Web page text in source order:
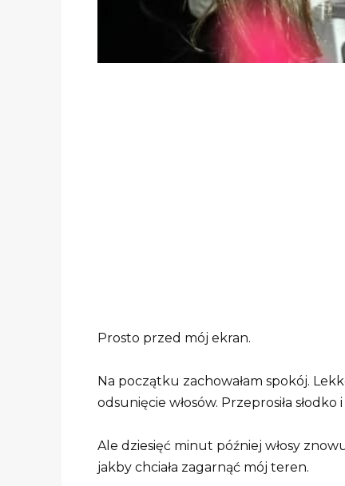
Prosto przed mój ekran.
Na początku zachowałam spokój.
odsunięcie włosów. Przeprosiła słodko
Ale dziesięć minut później włosy
jakby chciała zagarnąć mój teren.